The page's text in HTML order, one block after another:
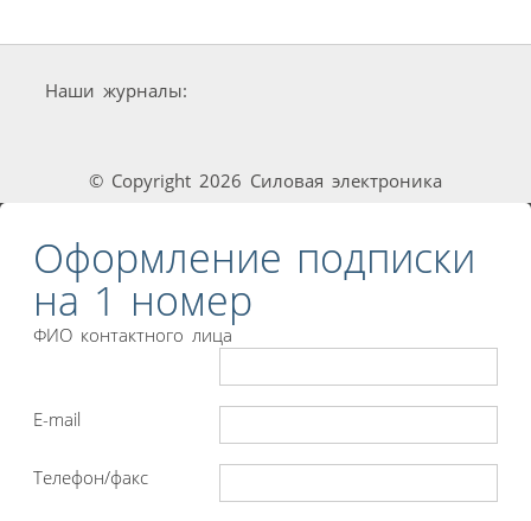
Наши журналы:
© Copyright 2026 Силовая электроника
Оформление подписки
на 1 номер
ФИО контактного лица
E-mail
Телефон/факс